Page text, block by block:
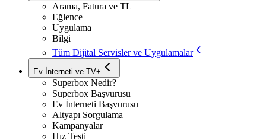
Arama, Fatura ve TL
Eğlence
Uygulama
Bilgi
Tüm Dijital Servisler ve Uygulamalar
Ev İnterneti ve TV+
Superbox Nedir?
Superbox Başvurusu
Ev İnterneti Başvurusu
Altyapı Sorgulama
Kampanyalar
Hız Testi